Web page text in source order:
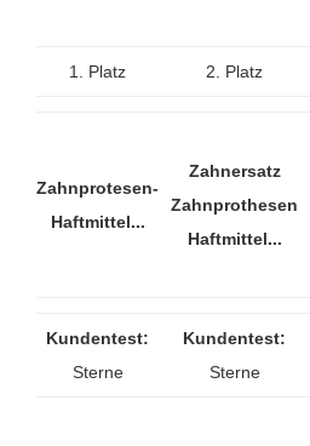
1. Platz 2. Platz
Zahnprotesen-
Haftmittel...
Zahnersatz
Zahnprothesen
Haftmittel...
Kundentest:
Sterne
Kundentest:
Sterne